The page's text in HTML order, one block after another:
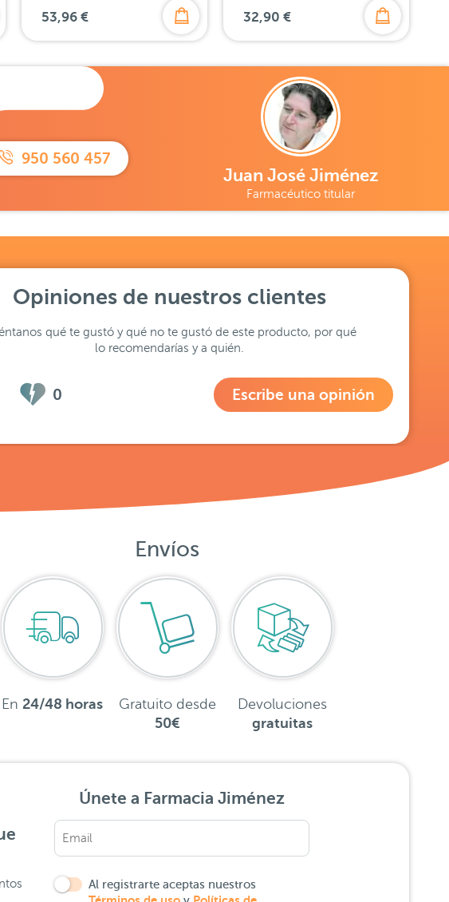
53,96 € 32,90 €
950 560 457
Juan José Jiménez
Farmacéutico titular
Opiniones de nuestros clientes
qué te gustó y qué no te gustó de este producto, por qué
lo recomendarías y a quién.
0 Escribe una opinión
Envíos
En 24/48 horas
Gratuito desde
50€
Devoluciones
gratuitas
Únete a Farmacia Jiménez
Al registrarte aceptas nuestros